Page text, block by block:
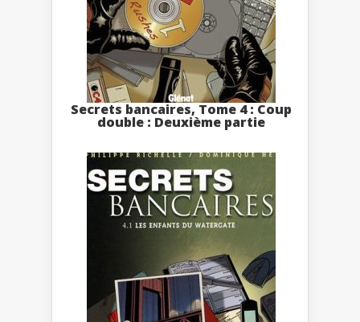
Secrets bancaires, Tome 4 : Coup
double : Deuxième partie